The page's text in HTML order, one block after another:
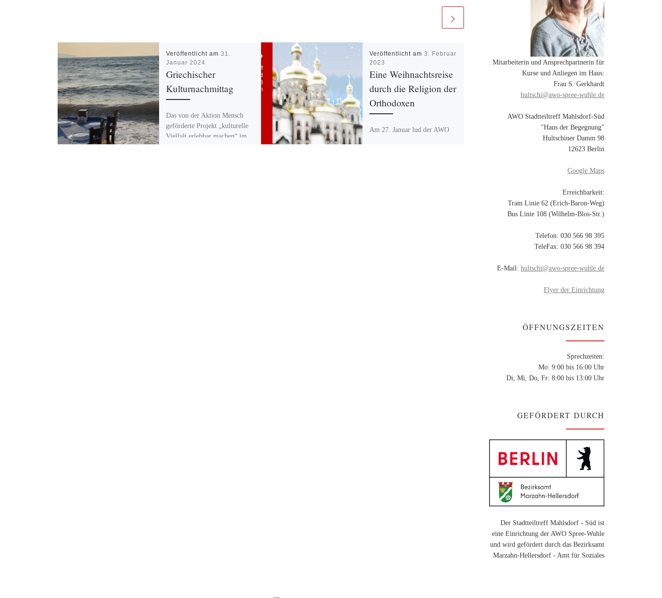
Veröffentlicht am31.
Januar 2024
Griechischer
Kulturnachmittag
Das von der Aktion Mensch
geförderte Projekt „kulturelle
Vielfalt erlebbar machen“ im
Veröffentlicht am 3. Februar
2023
Eine Weihnachtsreise
durch die Religion der
Orthodoxen
Am 27. Januar lud der AWO
Veröffentlicht am
November 2024
Kulturnachmittag
Lateinamerika – Chile
In der beliebten Reihe der
Kulturnachmittage im Haus
der Begegnung AWO
Stadtteiltreff Mahlsdorf-Süd
Wissenswertes über Chile […]
Mitarbeiterin und Ansprechpartnerin für
Kurse und Anliegen im Haus:
Frau S. Gerkhardt
hultschi@awo-spree-wuhle.de
AWO Stadtteiltreff Mahlsdorf-Süd
"Haus der Begegnung"
Hultschiner Damm 98
12623 Berlin
Google Maps
Erreichbarkeit:
Tram Linie 62 (Erich-Baron-Weg)
Bus Linie 108 (Wilhelm-Blos-Str.)
Telefon: 030 566 98 395
TeleFax: 030 566 98 394
E-Mail: hultschi@awo-spree-wuhle.de
Flyer der Einrichtung
ÖFFNUNGSZEITEN
Sprechzeiten:
Mo: 9:00 bis 16:00 Uhr
Di, Mi, Do, Fr: 8:00 bis 13:00 Uhr
GEFÖRDERT DURCH
Der Stadtteiltreff Mahlsdorf - Süd ist
eine Einrichtung der AWO Spree-Wuhle
und wird gefördert durch das Bezirksamt
Marzahn-Hellersdorf - Amt für Soziales